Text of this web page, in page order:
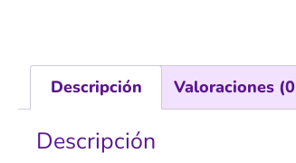
Descripción Valoraciones
Descripción